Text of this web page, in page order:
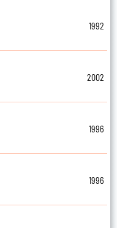
1992
2002
1996
1996